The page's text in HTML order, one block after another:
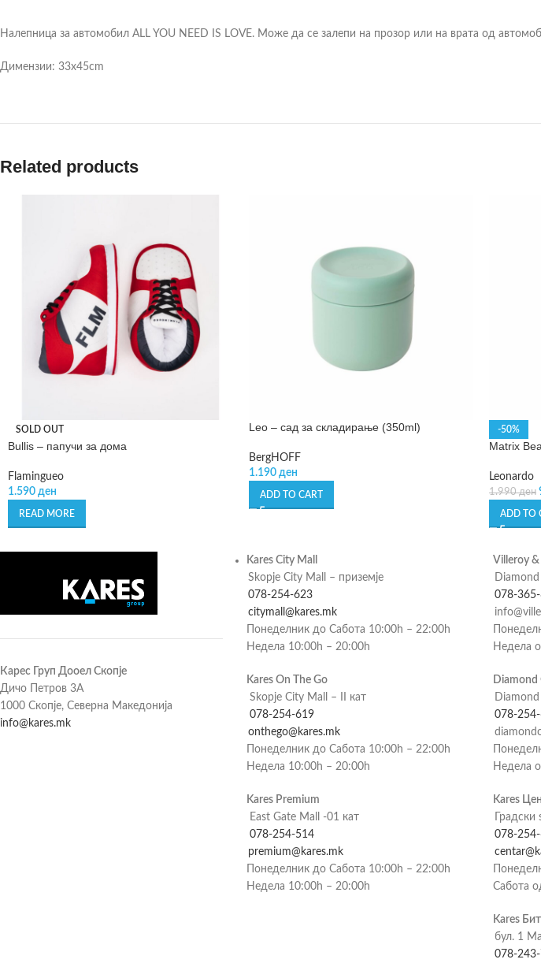
Налепница за автомобил ALL YOU NEED IS LOVE. Може да се залепи на прозор или на врата од
Димензии: 33x45cm
Related products
SOLD OUT
Bullis – папучи за дома
Flamingueo
1.590 ден
READ MORE
Leo – сад за складирање (350ml)
BergHOFF
1.190 ден
ADD TO CART
-50%
Matrix
Leonardo
1.990ден
ADD TO
Карес Груп Дооел Скопје
Дичо Петров 3А
1000 Скопје, Северна Македонија
info@kares.mk
Kares City Mall
Skopje City Mall – приземје
078-254-623
citymall@kares.mk
Понеделник до Сабота 10:00h – 22:00h
Недела 10:00h – 20:00h
Kares On The Go
Skopje City Mall – II кат
078-254-619
onthego@kares.mk
Понеделник до Сабота 10:00h – 22:00h
Недела 10:00h – 20:00h
Kares Premium
East Gate Mall -01 кат
078-254-514
premium@kares.mk
Понеделник до Сабота 10:00h – 22:00h
Недела 10:00h – 20:00h
Villeroy &
078-
Недела
Diamond
078-254-
Недела
Kares
078-
Сабота
Kares
бул. 1
078-